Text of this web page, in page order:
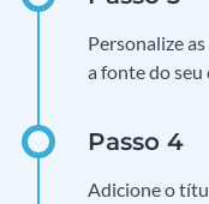
Personalize
a fonte do seu
Adicione o